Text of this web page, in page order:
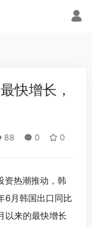
快增长，
88 0 0
资热潮推动，韩
6月韩国出口同比
以来的最快增长